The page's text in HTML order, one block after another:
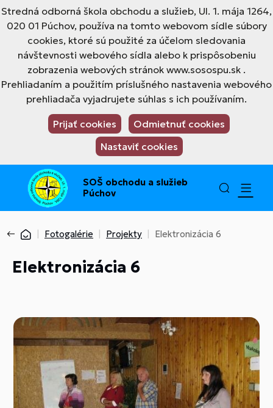
Stredná odborná škola obchodu a služieb, Ul. 1. mája 1264,
020 01 Púchov, používa na tomto webovom sídle súbory
cookies, ktoré sú použité za účelom sledovania
návštevnosti webového sídla alebo k prispôsobeniu
zobrazenia webových stránok www.sosospu.sk .
Prehliadaním a použitím príslušného nastavenia webového
prehliadača vyjadrujete súhlas s ich používaním.
Prijať cookies
Odmietnuť cookies
Nastaviť cookies
SOŠ obchodu a služieb
Púchov
Fotogalérie Projekty Elektronizácia 6
Elektronizácia 6